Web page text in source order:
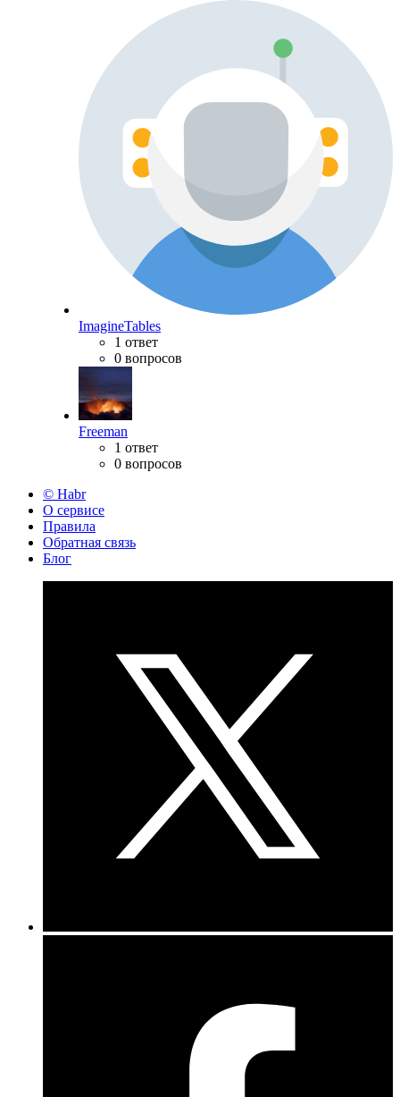
ImagineTables
1 ответ
0 вопросов
Freeman
1 ответ
0 вопросов
© Habr
О сервисе
Правила
Обратная связь
Блог